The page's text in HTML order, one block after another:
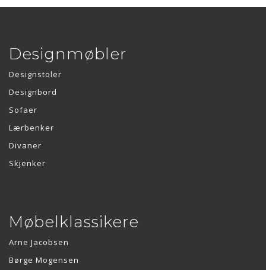
Designmøbler
Designstoler
Designbord
Sofaer
Lærbenker
Divaner
Skjenker
Møbelklassikere
Arne Jacobsen
Børge Mogensen